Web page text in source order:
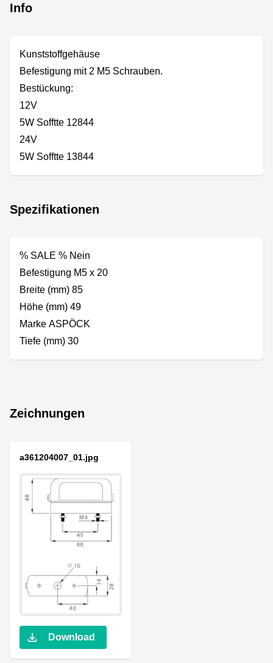
Info
Kunststoffgehäuse
Befestigung mit 2 M5 Schrauben.
Bestückung:
12V
5W Sofftte 12844
24V
5W Sofftte 13844
Spezifikationen
% SALE % Nein
Befestigung M5 x 20
Breite (mm) 85
Höhe (mm) 49
Marke ASPÖCK
Tiefe (mm) 30
Zeichnungen
a361204007_01.jpg
Download